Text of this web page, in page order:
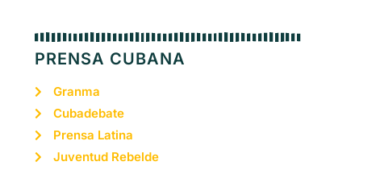
PRENSA CUBANA
Granma
Cubadebate
Prensa Latina
Juventud Rebelde